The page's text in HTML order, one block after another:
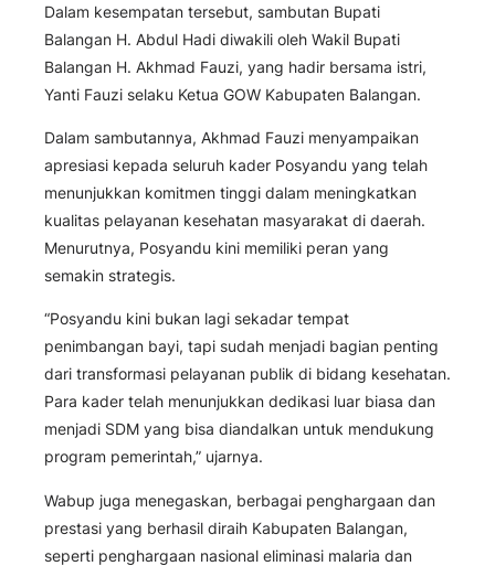
Dalam kesempatan tersebut, sambutan Bupati
Balangan H. Abdul Hadi diwakili oleh Wakil Bupati
Balangan H. Akhmad Fauzi, yang hadir bersama istri,
Yanti Fauzi selaku Ketua GOW Kabupaten Balangan.
Dalam sambutannya, Akhmad Fauzi menyampaikan
apresiasi kepada seluruh kader Posyandu yang telah
menunjukkan komitmen tinggi dalam meningkatkan
kualitas pelayanan kesehatan masyarakat di daerah.
Menurutnya, Posyandu kini memiliki peran yang
semakin strategis.
“Posyandu kini bukan lagi sekadar tempat
penimbangan bayi, tapi sudah menjadi bagian penting
dari transformasi pelayanan publik di bidang kesehatan.
Para kader telah menunjukkan dedikasi luar biasa dan
menjadi SDM yang bisa diandalkan untuk mendukung
program pemerintah,” ujarnya.
Wabup juga menegaskan, berbagai penghargaan dan
prestasi yang berhasil diraih Kabupaten Balangan,
seperti penghargaan nasional eliminasi malaria dan